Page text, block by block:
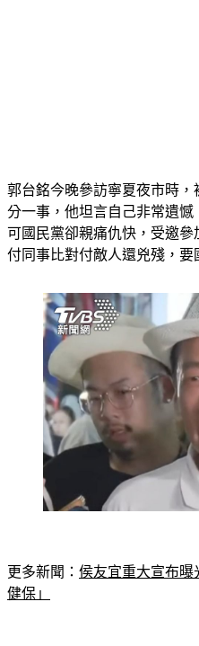
郭台銘今晚參訪寧夏夜市時
分一事，他坦言自己非常遺憾
可國民黨卻親痛仇快，受邀
付同事比對付敵人還兇殘，要
更多新聞： 侯友宜重大宣布曝
健保」